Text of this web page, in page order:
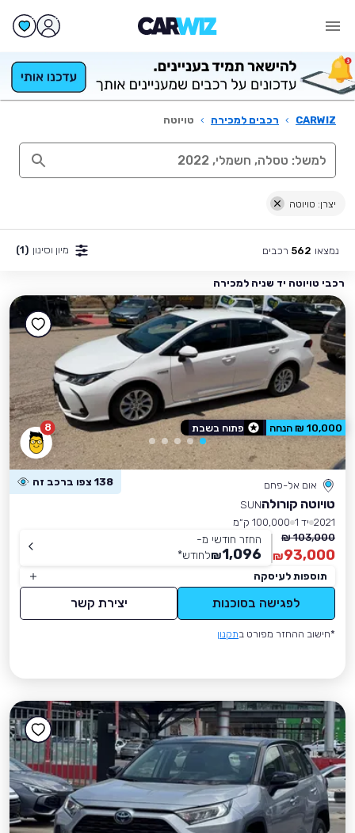
CARWIZ
› רכבים למכירה › טויוטה
יצרן: טויוטה
נמצאו 562 רכבים מיון וסינון (1)
רכבי טויוטה יד שניה למכירה
8
אום אל-פחם 138 צפו ברכב זה
טויוטה קורולהSUN
2021 יד 1
100,000 ק״מ
103,000 ₪
93,000
₪
החזר חודשי מ-
1,096
₪לחודש*
תוספות לעיסקה
לפגישה בסוכנות יצירת קשר
*חישוב ההחזר מפורט בתקנון
10,000 ₪ הנחה פתוח בשבת